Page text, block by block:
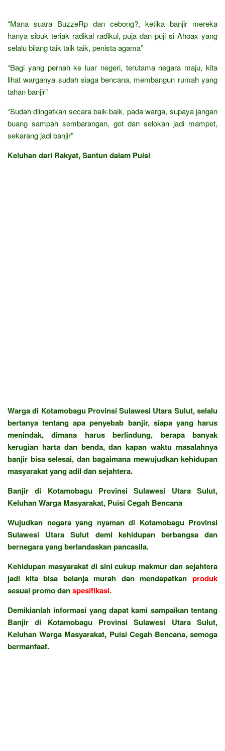
“Mana suara BuzzeRp dan cebong?, ketika banjir mereka
hanya sibuk teriak radikal radikul, puja dan puji si Ahoax yang
selalu bilang taik taik taik, penista agama”
“Bagi yang pernah ke luar negeri, terutama negara maju, kita
lihat warganya sudah siaga bencana, membangun rumah yang
tahan banjir”
“Sudah diingatkan secara baik-baik, pada warga, supaya jangan
buang sampah sembarangan, got dan selokan jadi mampet,
sekarang jadi banjir”
Keluhan dari Rakyat, Santun dalam Puisi
Warga di Kotamobagu Provinsi Sulawesi Utara Sulut, selalu
bertanya tentang apa penyebab banjir, siapa yang harus
menindak, dimana harus berlindung, berapa banyak
kerugian harta dan benda, dan kapan waktu masalahnya
banjir bisa selesai, dan bagaimana mewujudkan kehidupan
masyarakat yang adil dan sejahtera.
Banjir di Kotamobagu Provinsi Sulawesi Utara Sulut,
Keluhan Warga Masyarakat, Puisi Cegah Bencana
Wujudkan negara yang nyaman di Kotamobagu Provinsi
Sulawesi Utara Sulut demi kehidupan berbangsa dan
bernegara yang berlandaskan pancasila.
Kehidupan masyarakat di sini cukup makmur dan sejahtera
jadi kita bisa belanja murah dan mendapatkan produk
sesuai promo danspesifikasi.
Demikianlah informasi yang dapat kami sampaikan tentang
Banjir di Kotamobagu Provinsi Sulawesi Utara Sulut,
Keluhan Warga Masyarakat, Puisi Cegah Bencana, semoga
bermanfaat.